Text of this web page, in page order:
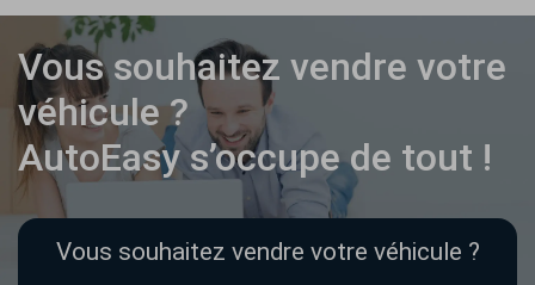
Vous souhaitez vendre votre
véhicule ?
AutoEasy s’occupe de tout !
Vous souhaitez vendre votre véhicule ?